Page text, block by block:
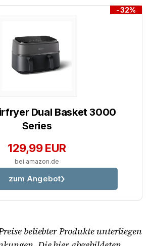
-32%
Dual Basket 3000
Series
129,99 EUR
bei amazon.de
zum Angebot
beliebter Produkte unterliegen